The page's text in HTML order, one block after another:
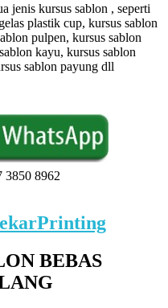
jenis kursus sablon , seperti
plastik cup, kursus sablon
pulpen, kursus sablon
kayu, kursus sablon
sablon payung dll
3850 8962
BEBAS